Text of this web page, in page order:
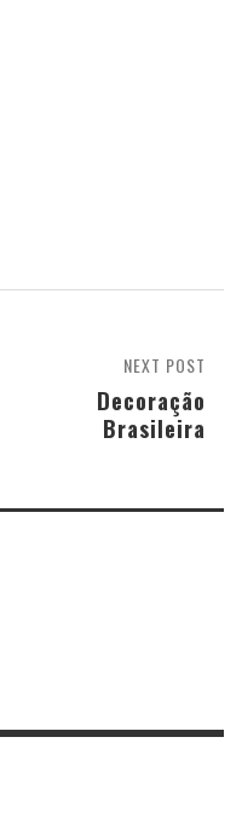
NEXT POST
Decoração
Brasileira